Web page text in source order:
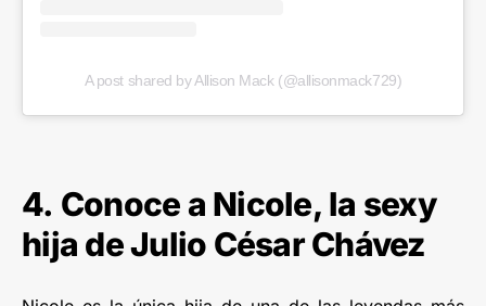
A post shared by Allison Mack (@allisonmack729)
4. Conoce a Nicole, la sexy
hija de Julio César Chávez